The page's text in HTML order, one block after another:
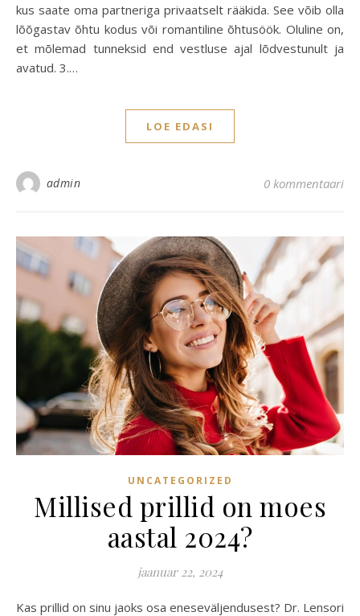
kus saate oma partneriga privaatselt rääkida. See võib olla
lõõgastav õhtu kodus või romantiline õhtusöök. Oluline on,
et mõlemad tunneksid end vestluse ajal lõdvestunult ja
avatud. 3.…
LOE EDASI
admin 0 kommentaari
UNCATEGORIZED
Millised prillid on moes
aastal 2024?
jaanuar 22, 2024
Kas prillid on sinu jaoks osa eneseväljendusest? Dr. Lensori